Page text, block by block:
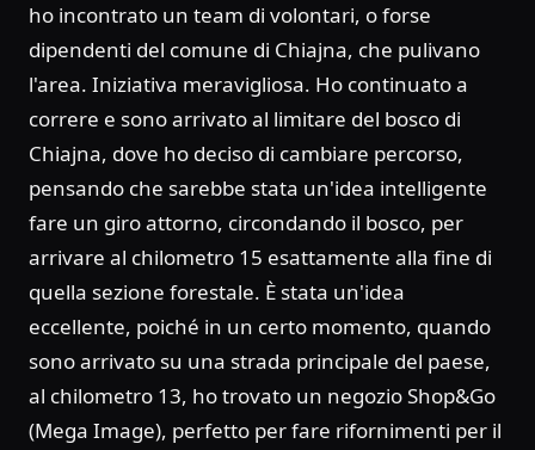
ho incontrato un team di volontari, o forse
dipendenti del comune di Chiajna, che pulivano
l'area. Iniziativa meravigliosa. Ho continuato a
correre e sono arrivato al limitare del bosco di
Chiajna, dove ho deciso di cambiare percorso,
pensando che sarebbe stata un'idea intelligente
fare un giro attorno, circondando il bosco, per
arrivare al chilometro 15 esattamente alla fine di
quella sezione forestale. È stata un'idea
eccellente, poiché in un certo momento, quando
sono arrivato su una strada principale del paese,
al chilometro 13, ho trovato un negozio Shop&Go
(Mega Image), perfetto per fare rifornimenti per il